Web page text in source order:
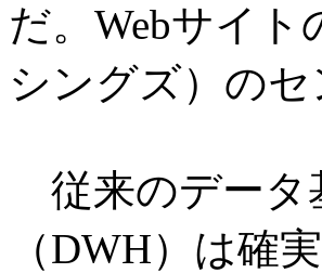
だ。Webサイ
シングズ）の
従来のデータ
（DWH）は確